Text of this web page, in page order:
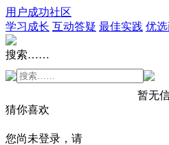
用户成功社区
学习成长 互动答疑 最佳实践 优
搜索……
暂无
猜你喜欢
您尚未登录，请